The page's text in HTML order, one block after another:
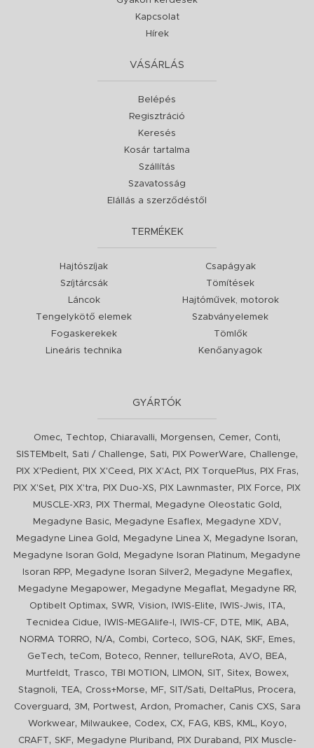
Kapcsolat
Hírek
VÁSÁRLÁS
Belépés
Regisztráció
Keresés
Kosár tartalma
Szállítás
Szavatosság
Elállás a szerződéstől
TERMÉKEK
Hajtószíjak
Szíjtárcsák
Láncok
Tengelykötő elemek
Fogaskerekek
Lineáris technika
Csapágyak
Tömítések
Hajtóművek, motorok
Szabványelemek
Tömlők
Kenőanyagok
GYÁRTÓK
Omec, Techtop, Chiaravalli, Morgensen, Cemer, Conti,
SISTEMbelt, Sati / Challenge, Sati, PIX PowerWare, Challenge,
PIX X'Pedient, PIX X'Ceed , PIX X'Act, PIX TorquePlus, PIX Fras,
PIX X'Set, PIX X'tra, PIX Duo-XS, PIX Lawnmaster, PIX Force,
PIX
MUSCLE-XR3, PIX Thermal , Megadyne Oleostatic Gold ,
Megadyne Basic, Megadyne Esaflex, Megadyne XDV,
Megadyne Linea Gold , Megadyne Linea X, Megadyne Isoran,
Megadyne Isoran Gold , Megadyne Isoran Platinum,
Megadyne
Isoran RPP, Megadyne Isoran Silver2, Megadyne Megaflex,
Megadyne Megapower, Megadyne Megaflat, Megadyne RR,
Optibelt Optimax, SWR, Vision, IWIS-Elite, IWIS-Jwis, ITA,
Tecnidea Cidue, IWIS-MEGAlife-I , IWIS-CF, DTE, MIK, ABA,
NORMA TORRO, N/A, Combi, Corteco, SOG, NAK, SKF, Emes,
GeTech, teCom, Boteco, Renner, tellureRota, AVO, BEA,
Murtfeldt, Trasco, TBI MOTION , LIMON , SIT, Sitex, Bowex,
Stagnoli, TEA, Cross+Morse, MF, SIT/Sati, DeltaPlus, Procera,
Coverguard , 3M , Portwest, Ardon, Promacher, Canis CXS, Sara
Workwear, Milwaukee, Codex, CX, FAG, KBS, KML, Koyo,
CRAFT, SKF, Megadyne Pluriband , PIX Duraband , PIX Muscle-